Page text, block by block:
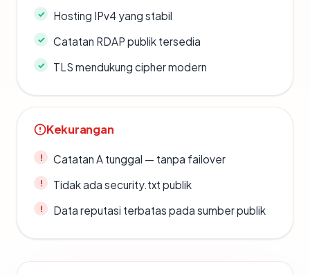
Hosting IPv4 yang stabil
Catatan RDAP publik tersedia
TLS mendukung cipher modern
Kekurangan
Catatan A tunggal — tanpa failover
Tidak ada security.txt publik
Data reputasi terbatas pada sumber publik